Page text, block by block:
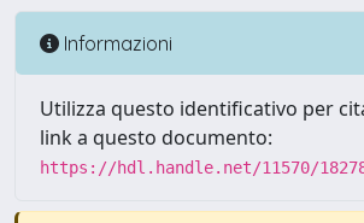
Informazioni
Utilizza questo identificativo per
link a questo documento:
https://hdl.handle.net/11570/